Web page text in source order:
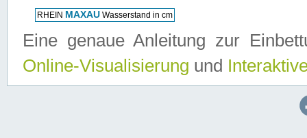
Eine genaue Anleitung zur
Online-Visualisierung und